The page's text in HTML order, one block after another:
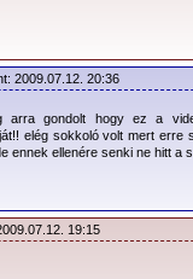
2009.07.12. 20:36
arra gondolt hogy ez a
elég sokkoló volt mert erre
ennek ellenére senki ne hitt a
19:15